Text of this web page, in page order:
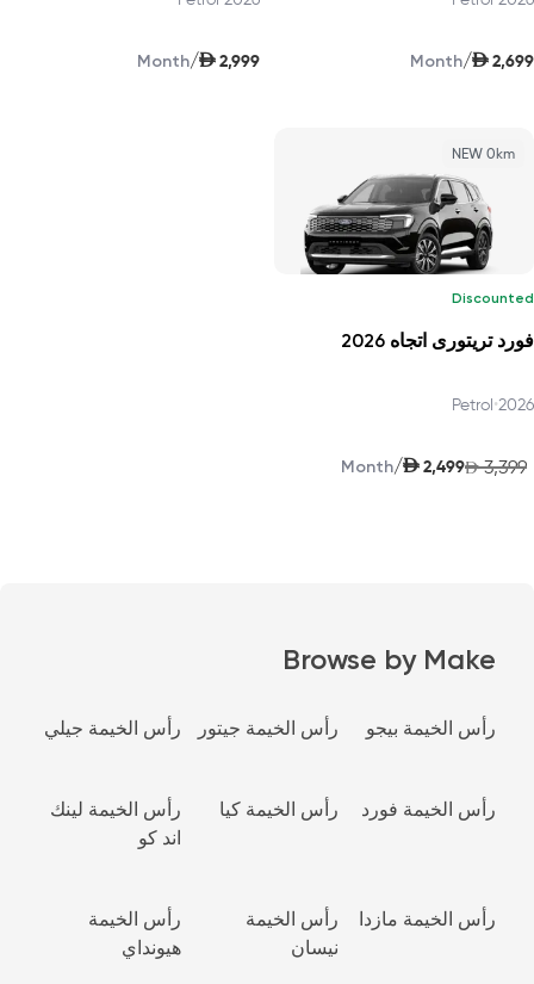
AED 2,699
/
Month
AED 2,999
/
Month
NEW 0km
Discounted
فورد تريتورى اتجاه 2026
2026
•
Petrol
AED 3,399
AED 2,499
/
Month
Browse by Make
رأس الخيمة بيجو رأس الخيمة جيتور رأس الخيمة جيلي
رأس الخيمة فورد رأس الخيمة كيا
رأس الخيمة لينك
اند كو
رأس الخيمة مازدا
رأس الخيمة
نيسان
رأس الخيمة
هيونداي